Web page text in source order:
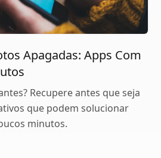
Apagadas: Apps Com
Recupere antes que seja
que podem solucionar
minutos.